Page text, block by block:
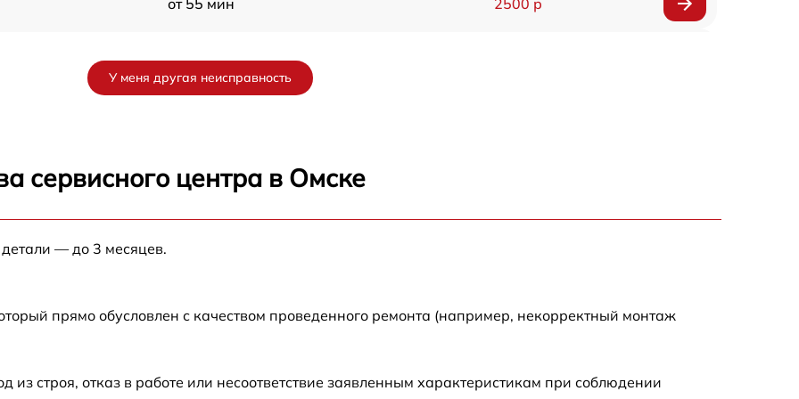
от 55 мин 2500 р
У меня другая неисправность
сервисного центра в Омске
— до 3 месяцев.
прямо обусловлен с качеством проведенного ремонта (например, некорректный монтаж
строя, отказ в работе или несоответствие заявленным характеристикам при соблюдении